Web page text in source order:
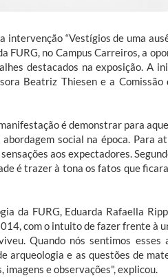
“Vestígios de uma
FURG, no Campus Carreiros, a
destacados na exposição. A
Beatriz Thiesen e a
é demonstrar para
social na época. Para
aos expectadores.
é trazer à tona os fatos que
da FURG, Eduarda Rafaella
com o intuito de fazer frente à
Quando nós sentimos esses
arqueologia e as questões de
e observações", explicou.